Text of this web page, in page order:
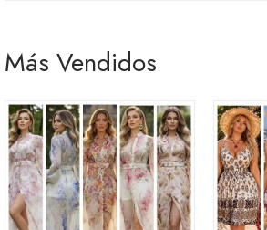
Más Vendidos